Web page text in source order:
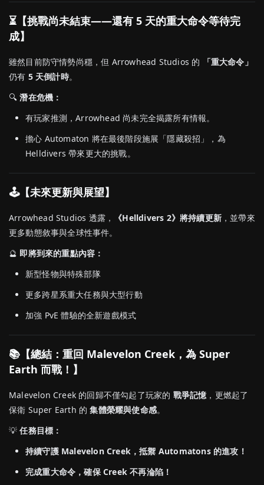
⏳【挑戰尚未結束——還有 5 天的重大命令等待完
成】
雖然目前防守情勢尚穩，但 Arrowhead Studios 的
「重大命令」
仍有 5 天倒計時。
🔍潛在危機：
有玩家推測，Arrowhead 尚未完全揭露所有情報。
擔心 Automaton 將在最後階段施展「隱藏殺招」，為
Helldivers 帶來更大的挑戰。
🕹️【未來更新與展望】
Arrowhead Studios 透露， 《Helldivers 2》將持續更新 ，並帶來
更多動態敘事與全球性事件。
🔮即將到來的重點內容：
新型怪物與特殊部隊
更多跨星系重大任務與大型行動
加強 PvE 體驗的全新遊戲模式
📚【總結：重回 Malevelon Creek，為 Super
Earth 而戰！】
Malevelon Creek 的回歸不僅勾起了玩家的 戰爭記憶，更燃起了
保衛 Super Earth 的集體榮耀與使命感。
💡任務目標：
持續守護 Malevelon Creek，抵禦 Automatons 的進攻！
完成重大命令，確保 Creek 不再淪陷！